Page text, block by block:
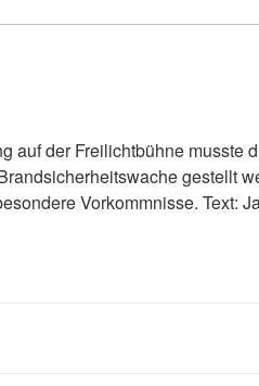
auf der Freilichtbühne musste
gestellt
Vorkommnisse. Text: